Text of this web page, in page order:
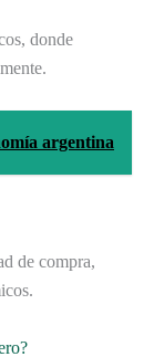
donde
argentina
de compra,